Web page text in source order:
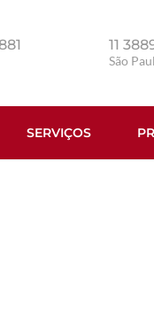
11
São
SERVIÇOS